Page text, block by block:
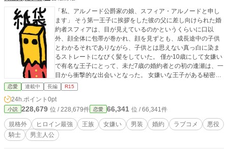
「私、アルノード公爵家の娘、スフィア・アルノードと申し
ます」 そう第一王子に挨拶をした彼の父に差し向けられた婚
約者スフィアは、目が見えているのかというくらいに口以
外、顔全体に包帯が巻かれ、顔を見ずとも、成長途中の子供
とわかるそれでありながら、子供とは思えない真っ白に染ま
るストレートになびく髪をしていた。 僅か10歳にして女嫌い
で有名な王子にとって、未だ7歳の婚約者との初の逢瀬は、一
目から衝撃的な出会いとなった。 女嫌いな王子がある秘密を
持つ奇行令嬢の婚約者に振り回されるお話。 随分放置してい
た過去作品を非公開にし、修正、改正させていただくに辺
り、文章追加なども含め書き直しいたします。作者である私
自身話の見直しを含め、次こそは完結までがんばりますので
よろしくお願いします。 改稿版なんで修正した分はどんどん
更新します。 イラストは適当………です！
恋愛 連載中 長編 R15
24h.ポイント 0pt
小説 228,679 位 / 228,679件 恋愛 66,341 位 / 66,341件
規格外 ヒロイン最強 王族 女嫌い 男装 婚約 ラブコメ
悪役
騎士
男主人公